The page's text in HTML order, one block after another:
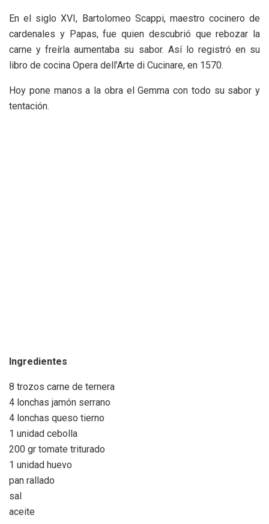
En el siglo XVI, Bartolomeo Scappi, maestro cocinero de
cardenales y Papas, fue quien descubrió que rebozar la
carne y freírla aumentaba su sabor. Así lo registró en su
libro de cocina Opera dell’Arte di Cucinare, en 1570.
Hoy pone manos a la obra el Gemma con todo su sabor y
tentación.
Ingredientes
8 trozos carne de ternera
4 lonchas jamón serrano
4 lonchas queso tierno
1 unidad cebolla
200 gr tomate triturado
1 unidad huevo
pan rallado
sal
aceite